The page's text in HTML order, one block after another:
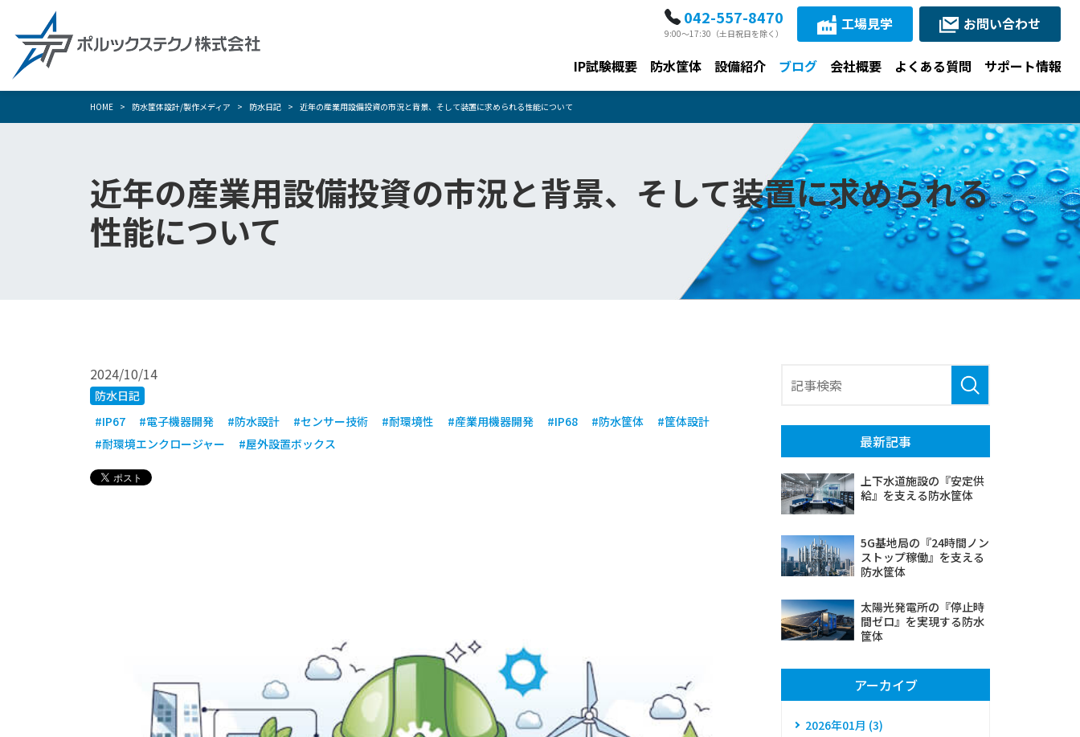
IP試験概要 防水筐体 設備紹介 ブログ 会社概要 よくある質問 サポート情報
042-557-8470
9:00～17:30（土日祝日を除く）
工場見学 お問い合わせ
HOME 防水筐体設計/製作メディア 防水日記 近年の産業用設備投資の市況と背景、そして装置に求められる性能について
近年の産業用設備投資の市況と背景、そして装置に求められる
性能について
2024/10/14
防水日記
#IP67
#電子機器開発 #防水設計 #センサー技術 #耐環境性 #産業用機器開発 #IP68 #防水筐体
#筐体設計
#耐環境エンクロージャー
#屋外設置ボックス 最新記事
上下水道施設の『安定供
給』を支える防水筐体
5G基地局の『24時間ノン
ストップ稼働』を支える
防水筐体
太陽光発電所の『停止時
間ゼロ』を実現する防水
筐体
アーカイブ
2026年01月 (3)